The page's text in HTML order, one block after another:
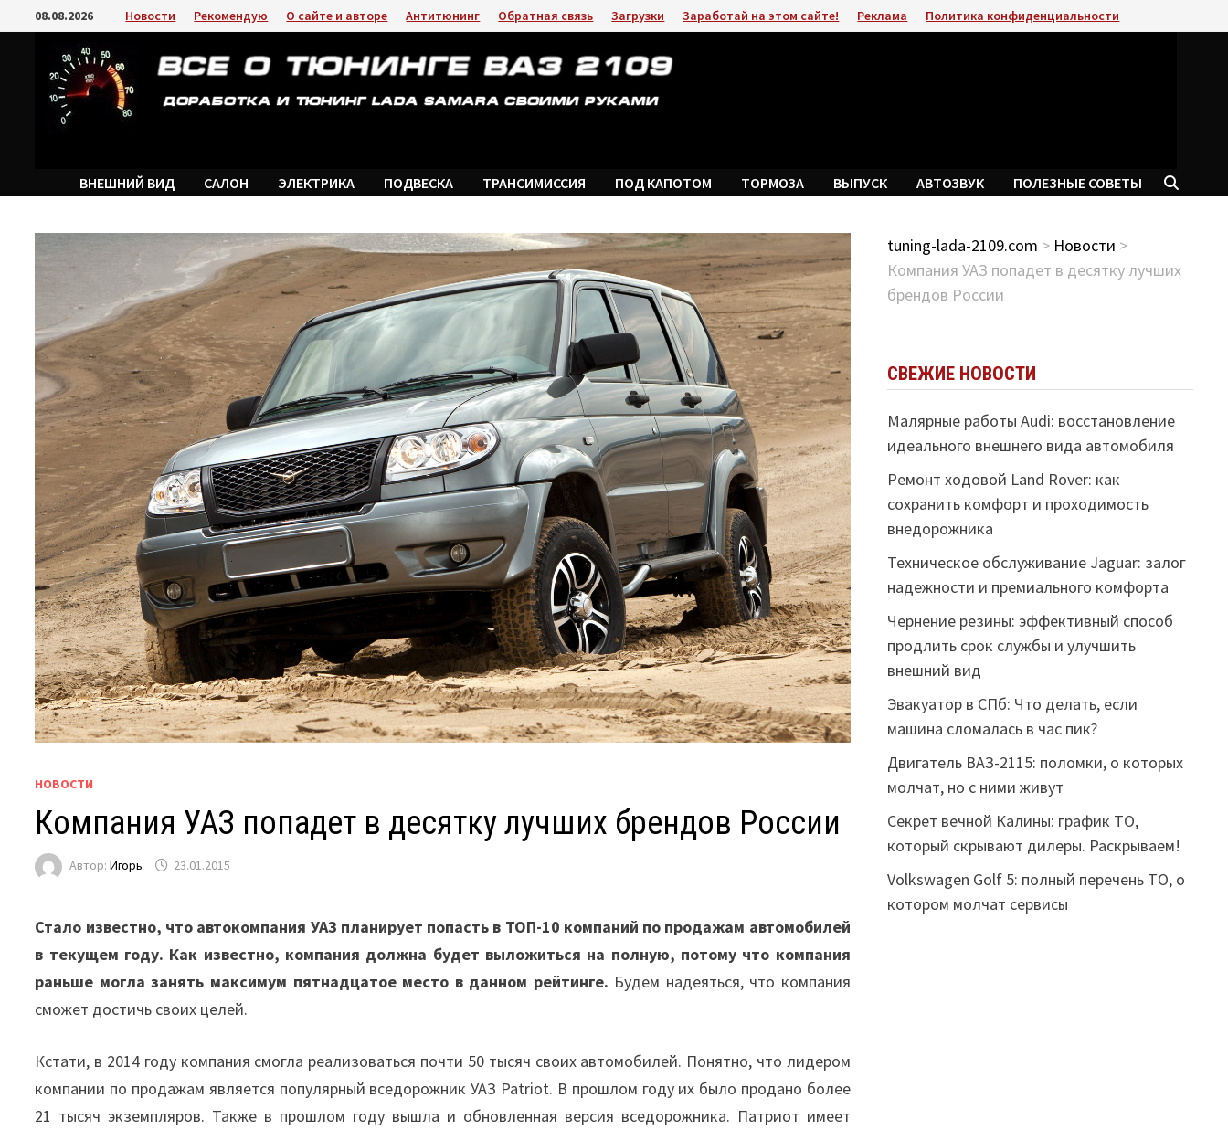
Перейти
к
содержимому
08.08.2026 Новости Рекомендую О сайте и авторе Антитюнинг Обратная связь Загрузки Заработай на этом сайте! Реклама Политика конфиденциальности
ВНЕШНИЙ ВИД САЛОН ЭЛЕКТРИКА ПОДВЕСКА ТРАНСИМИССИЯ ПОД КАПОТОМ ТОРМОЗА ВЫПУСК АВТОЗВУК ПОЛЕЗНЫЕ СОВЕТЫ
НОВОСТИ
Компания УАЗ попадет в десятку лучших брендов России
Автор:Игорь 23.01.2015
Стало известно, что автокомпания УАЗ планирует попасть в ТОП-10 компаний по продажам автомобилей
в текущем году. Как известно, компания должна будет выложиться на полную, потому что компания
раньше могла занять максимум пятнадцатое место в данном рейтинге. Будем надеяться, что компания
сможет достичь своих целей.
Кстати, в 2014 году компания смогла реализоваться почти 50 тысяч своих автомобилей. Понятно, что лидером
компании по продажам является популярный вседорожник УАЗ Patriot. В прошлом году их было продано более
21 тысяч экземпляров. Также в прошлом году вышла и обновленная версия вседорожника. Патриот имеет
tuning-lada-2109.com > Новости >
Компания УАЗ попадет в десятку лучших
брендов России
СВЕЖИЕ НОВОСТИ
Малярные работы Audi: восстановление
идеального внешнего вида автомобиля
Ремонт ходовой Land Rover: как
сохранить комфорт и проходимость
внедорожника
Техническое обслуживание Jaguar: залог
надежности и премиального комфорта
Чернение резины: эффективный способ
продлить срок службы и улучшить
внешний вид
Эвакуатор в СПб: Что делать, если
машина сломалась в час пик?
Двигатель ВАЗ-2115: поломки, о которых
молчат, но с ними живут
Секрет вечной Калины: график ТО,
который скрывают дилеры. Раскрываем!
Volkswagen Golf 5: полный перечень ТО, о
котором молчат сервисы